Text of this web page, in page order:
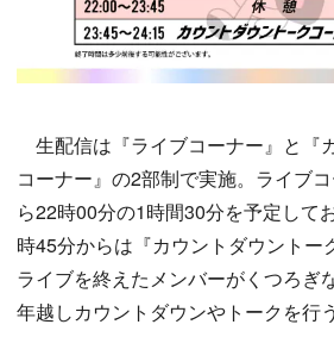
生配信は『ライブコーナー』と『
コーナー』の2部制で実施。ライブ
ら22時00分の1時間30分を予定して
時45分からは『カウントダウントー
ライブを終えたメンバーがくつろぎ
年越しカウントダウンやトークを行